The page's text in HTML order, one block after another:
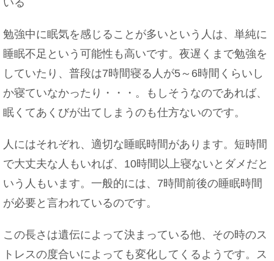
救済法
机にうつ伏せで寝るとゲップが出ちゃう原因と対処
法
彼女彼氏からの旅行の誘いを傷つけることなく断る
方法
勉強中に眠気を感じることが多いという人は、単純に
睡眠不足という可能性も高いです。夜遅くまで勉強を
していたり、普段は7時間寝る人が5～6時間くらいし
か寝ていなかったり・・・。もしそうなのであれば、
眠くてあくびが出てしまうのも仕方ないのです。
人にはそれぞれ、適切な睡眠時間があります。短時間
で大丈夫な人もいれば、10時間以上寝ないとダメだと
いう人もいます。一般的には、7時間前後の睡眠時間
が必要と言われているのです。
この長さは遺伝によって決まっている他、その時のス
トレスの度合いによっても変化してくるようです。ス